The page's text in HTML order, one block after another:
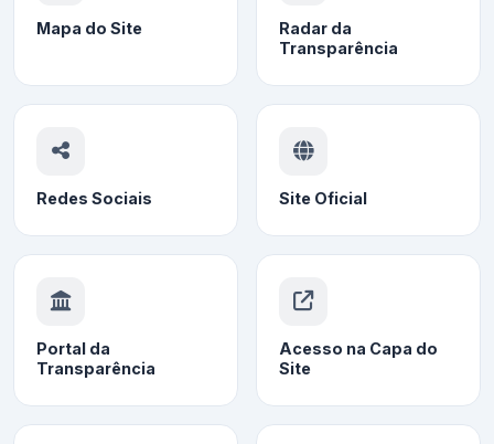
Mapa do Site
Radar da
Transparência
Redes Sociais Site Oficial
Portal da
Transparência
Acesso na Capa do
Site